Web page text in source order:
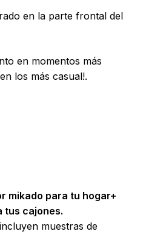
en la parte frontal del
en momentos más
los más casual!.
mikado para tu hogar+
tus cajones.
muestras de